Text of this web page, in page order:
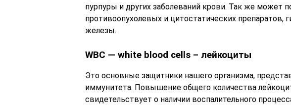
пурпуры и других заболеваний крови. Так же может
противоопухолевых и цитостатических препаратов,
железы.
WВС — white blood cells – лейкоциты
Это основные защитники нашего организма,
иммунитета. Повышение общего количества
свидетельствует о наличии воспалительного